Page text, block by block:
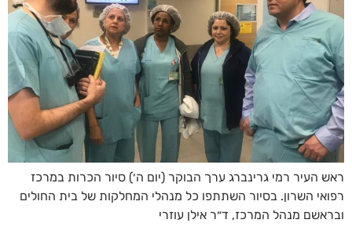
ראש העיר רמי גרינברג ערך הבוקר (יום ה׳) סיור הכרות במרכז
רפואי השרון. בסיור השתתפו כל מנהלי המחלקות של בית החולים
ובראשם מנהל המרכז, ד״ר אילן עוזרי